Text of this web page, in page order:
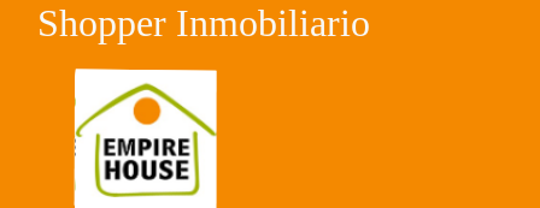
Shopper Inmobiliario